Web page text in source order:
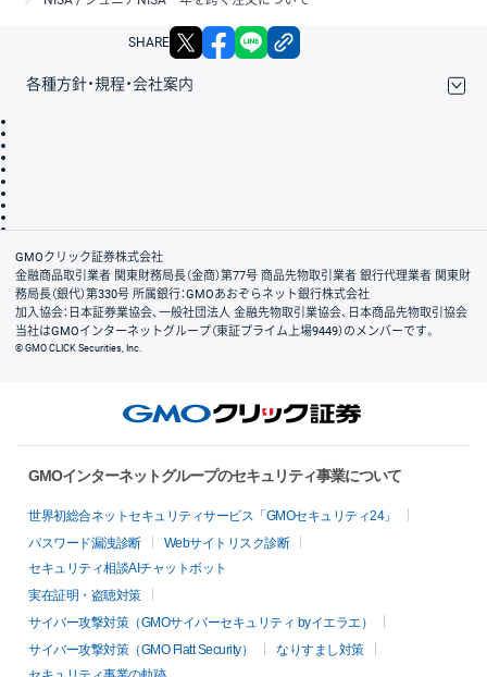
SHARE X facebook
各種方針・規程・会社案内
会社案内
GMOクリック証券株式会社
金融商品取引業者 関東財務局長（金商）第77号 商品先物取引業者 銀行代理業者 関東財
務局長（銀代）第330号 所属銀行：GMOあおぞらネット銀行株式会社
加入協会：日本証券業協会、一般社団法人 金融先物取引業協会、日本商品先物取引協会
当社はGMOインターネットグループ（東証プライム上場9449）のメンバーです。
© GMO CLICK Securities, Inc.
GMOインターネットグループのセキュリティ事業について
世界初総合ネットセキュリティサービス「GMOセキュリティ24」
パスワード漏洩診断
Webサイトリスク診断
セキュリティ相談AIチャットボット
実在証明・盗聴対策
サイバー攻撃対策（GMOサイバーセキュリティ byイエラエ）
サイバー攻撃対策（GMO Flatt Security）
なりすまし対策